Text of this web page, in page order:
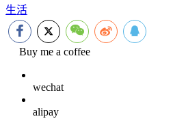
生活
Buy me a coffee
wechat
alipay